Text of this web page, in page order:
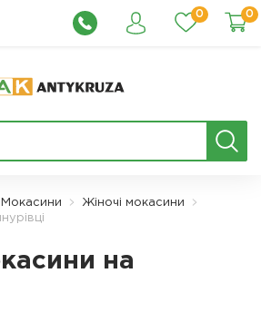
0 0
Мокасини
Жіночі мокасини
на